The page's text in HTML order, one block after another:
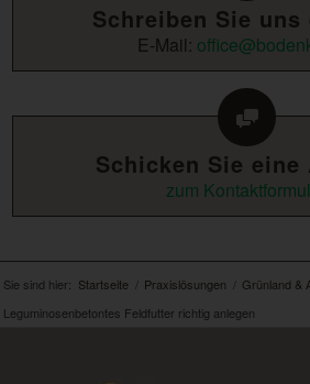
Schreiben Sie uns
E-Mail:
Schicken Sie eine
zum
Sie sind hier: Startseite Praxislösungen Grünland &
Leguminosenbetontes Feldfutter richtig anlegen